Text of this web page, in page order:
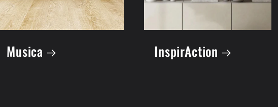
Musica InspirAction